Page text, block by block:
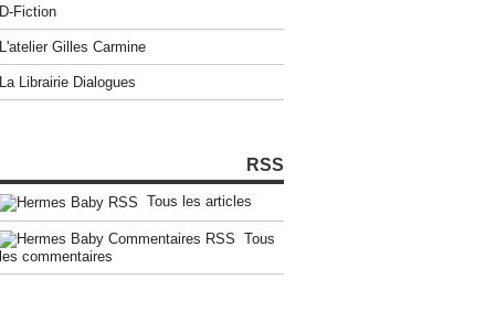
D-Fiction
L'atelier Gilles Carmine
La Librairie Dialogues
RSS
Tous les articles
Tous
les commentaires